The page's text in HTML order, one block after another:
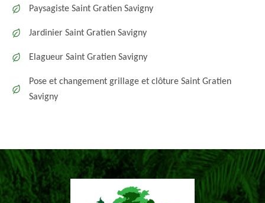
Paysagiste Saint Gratien Savigny
Jardinier Saint Gratien Savigny
Elagueur Saint Gratien Savigny
Pose et changement grillage et clôture Saint Gratien
Savigny